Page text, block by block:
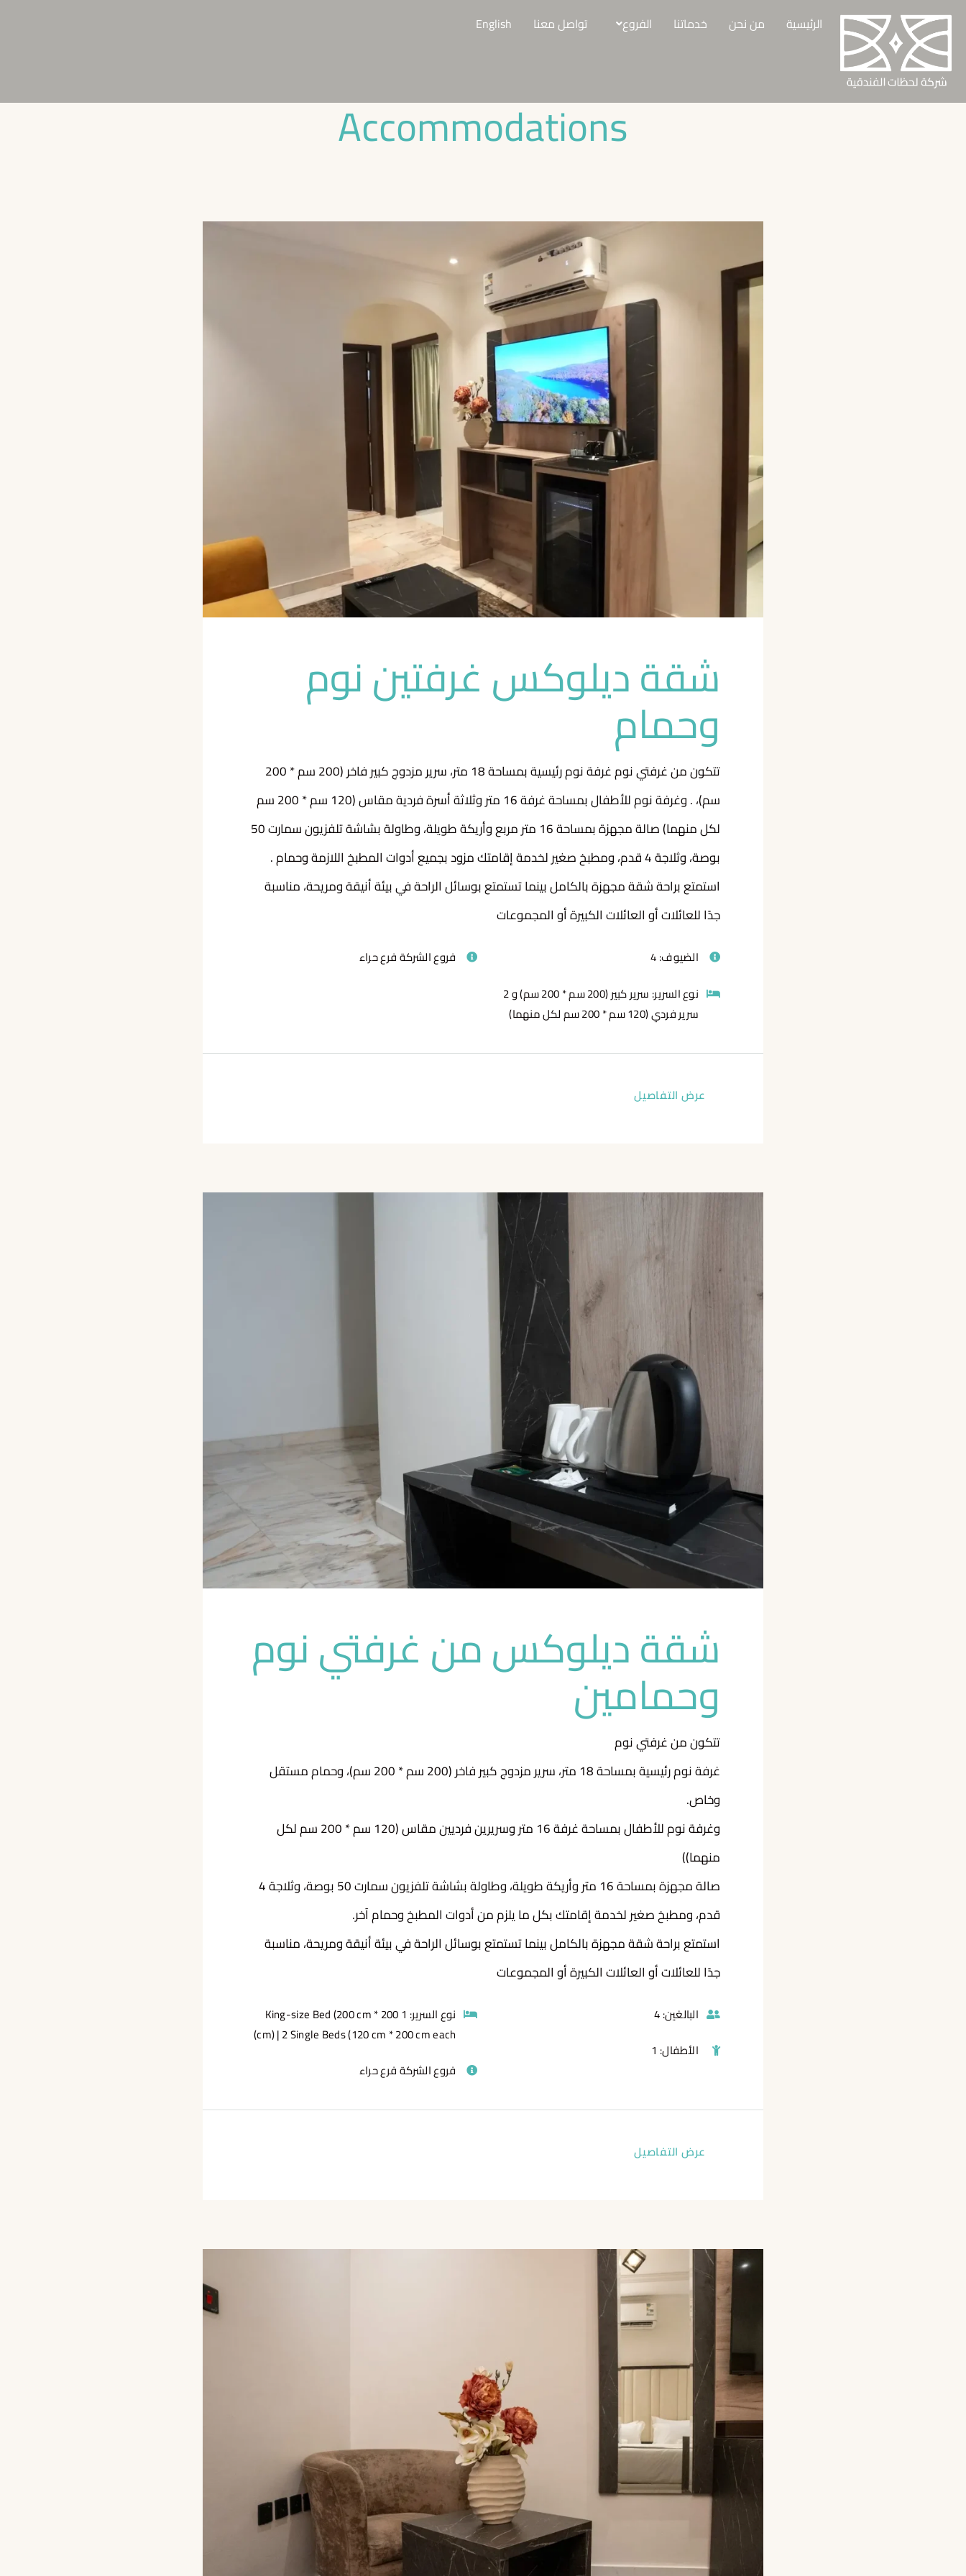
الرئيسية من نحن خدماتنا الفروع تواصل معنا English
Accommodations
شقة ديلوكس غرفتين نوم
وحمام
تتكون من غرفتي نوم غرفة نوم رئيسية بمساحة 18 متر، سرير مزدوج كبير فاخر (200 سم * 200
سم)، . وغرفة نوم للأطفال بمساحة غرفة 16 متر وثلاثة أسرة فردية مقاس (120 سم * 200 سم
لكل منهما) صالة مجهزة بمساحة 16 متر مربع وأريكة طويلة، وطاولة بشاشة تلفزيون سمارت 50
بوصة، وثلاجة 4 قدم، ومطبخ صغير لخدمة إقامتك مزود بجميع أدوات المطبخ اللازمة وحمام .
استمتع براحة شقة مجهزة بالكامل بينما تستمتع بوسائل الراحة في بيئة أنيقة ومريحة، مناسبة
جدًا للعائلات أو العائلات الكبيرة أو المجموعات
الضيوف:
نوع السرير:
سرير كبير (200 سم * 200 سم) و 2
سرير فردي (120 سم * 200 سم لكل منهما)
فروع الشركةفرع حراء
عرض التفاصيل
شقة ديلوكس من غرفتي نوم
وحمامين
تتكون من غرفتي نوم
غرفة نوم رئيسية بمساحة 18 متر، سرير مزدوج كبير فاخر (200 سم * 200 سم)، وحمام مستقل
وخاص.
وغرفة نوم للأطفال بمساحة غرفة 16 متر وسريرين فرديين مقاس (120 سم * 200 سم لكل
منهما))
صالة مجهزة بمساحة 16 متر وأريكة طويلة، وطاولة بشاشة تلفزيون سمارت 50 بوصة، وثلاجة 4
قدم، ومطبخ صغير لخدمة إقامتك بكل ما يلزم من أدوات المطبخ وحمام آخر.
استمتع براحة شقة مجهزة بالكامل بينما تستمتع بوسائل الراحة في بيئة أنيقة ومريحة، مناسبة
جدًا للعائلات أو العائلات الكبيرة أو المجموعات
البالغين:
الأطفال:
نوع السرير: 1 King-size Bed (200 cm * 200
cm) | 2 Single Beds (120 cm * 200 cm each)
فروع الشركةفرع حراء
عرض التفاصيل